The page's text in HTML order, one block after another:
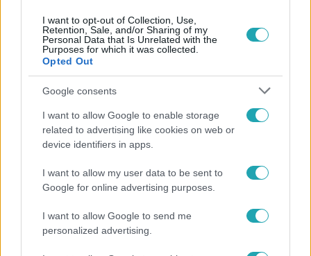
I want to opt-out of Collection, Use,
Retention, Sale, and/or Sharing of my
Personal Data that Is Unrelated with the
Purposes for which it was collected.
Opted Out
Google consents
I want to allow Google to enable storage
related to advertising like cookies on web or
device identifiers in apps.
I want to allow my user data to be sent to
Google for online advertising purposes.
I want to allow Google to send me
personalized advertising.
Hosszú Katinka a dokumentumfilmjében Shane
Tusupról: A medencében minden működött